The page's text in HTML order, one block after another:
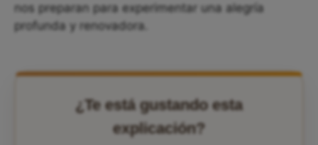
nos preparan para experimentar una alegría
profunda y renovadora.
¿Te está gustando esta
explicación?